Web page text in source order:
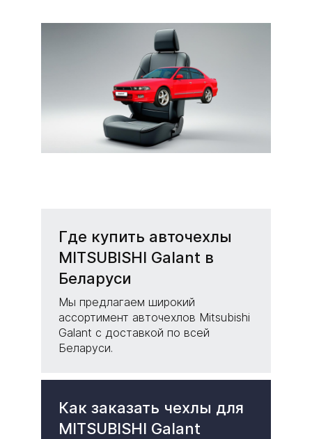
Чехлы на сиденья
MITSUBISHI Galant
(Митсубиси Галант)
Практичные и стильные
чехлы для Mitsubishi
Galant — защита и
комфорт.
Где купить авточехлы
MITSUBISHI Galant в
Беларуси
Мы предлагаем широкий
ассортимент авточехлов Mitsubishi
Galant с доставкой по всей
Беларуси.
Как заказать чехлы для
MITSUBISHI Galant